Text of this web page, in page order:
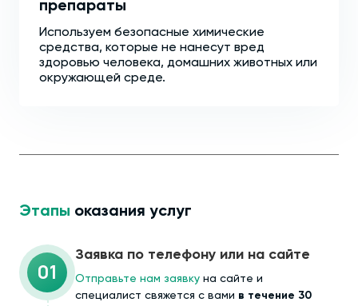
препараты
Используем безопасные химические
средства, которые не нанесут вред
здоровью человека, домашних животных или
окружающей среде.
Этапы оказания услуг
01
Заявка по телефону или на сайте
Отправьте нам заявку на сайте и
специалист свяжется с вами в течение 30